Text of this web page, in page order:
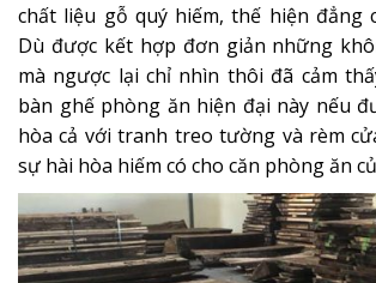
chất liệu gỗ quý hiếm, thế hiện đẳng
Dù được kết hợp đơn giản những
mà ngược lại chỉ nhìn thôi đã cảm
bàn ghế phòng ăn hiện đại này nếu
hòa cả với tranh treo tường và rèm
sự hài hòa hiếm có cho căn phòng ăn